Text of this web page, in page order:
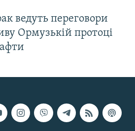
ведуть переговори
Ормузькій протоці